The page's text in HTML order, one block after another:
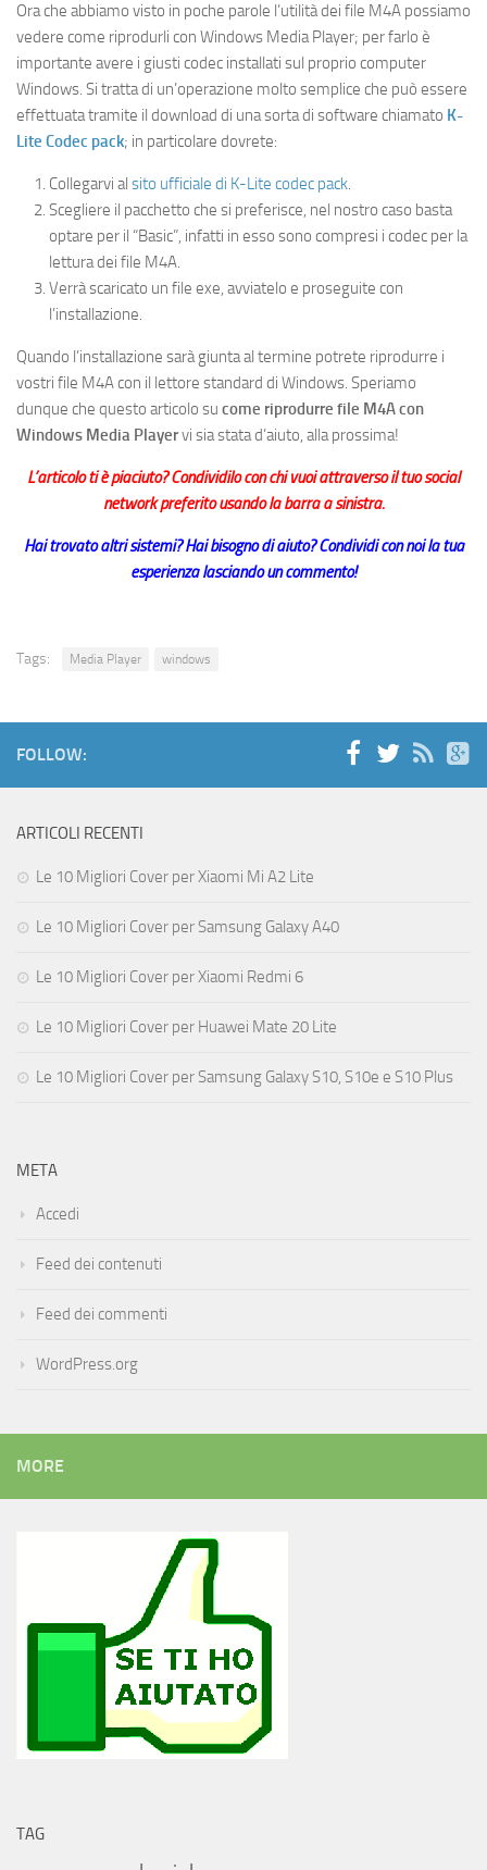
Ora che abbiamo visto in poche parole l’utilità dei file M4A possiamo
vedere come riprodurli con Windows Media Player; per farlo è
importante avere i giusti codec installati sul proprio computer
Windows. Si tratta di un’operazione molto semplice che può essere
effettuata tramite il download di una sorta di software chiamato K-
Lite Codec pack; in particolare dovrete:
Collegarvi al sito ufficiale di K-Lite codec pack.
Scegliere il pacchetto che si preferisce, nel nostro caso basta
optare per il “Basic”, infatti in esso sono compresi i codec per la
lettura dei file M4A.
Verrà scaricato un file exe, avviatelo e proseguite con
l’installazione.
Quando l’installazione sarà giunta al termine potrete riprodurre i
vostri file M4A con il lettore standard di Windows. Speriamo
dunque che questo articolo su come riprodurre file M4A con
Windows Media Playervi sia stata d’aiuto, alla prossima!
L’articolo ti è piaciuto? Condividilo con chi vuoi attraverso il tuo social
network preferito usando la barra a sinistra.
Hai trovato altri sistemi? Hai bisogno di aiuto? Condividi con noi la tua
esperienza lasciando un commento!
Tags: Media Player windows
FOLLOW:
ARTICOLI RECENTI
Le 10 Migliori Cover per Xiaomi Mi A2 Lite
Le 10 Migliori Cover per Samsung Galaxy A40
Le 10 Migliori Cover per Xiaomi Redmi 6
Le 10 Migliori Cover per Huawei Mate 20 Lite
Le 10 Migliori Cover per Samsung Galaxy S10, S10e e S10 Plus
META
Accedi
Feed dei contenuti
Feed dei commenti
WordPress.org
MORE
TAG